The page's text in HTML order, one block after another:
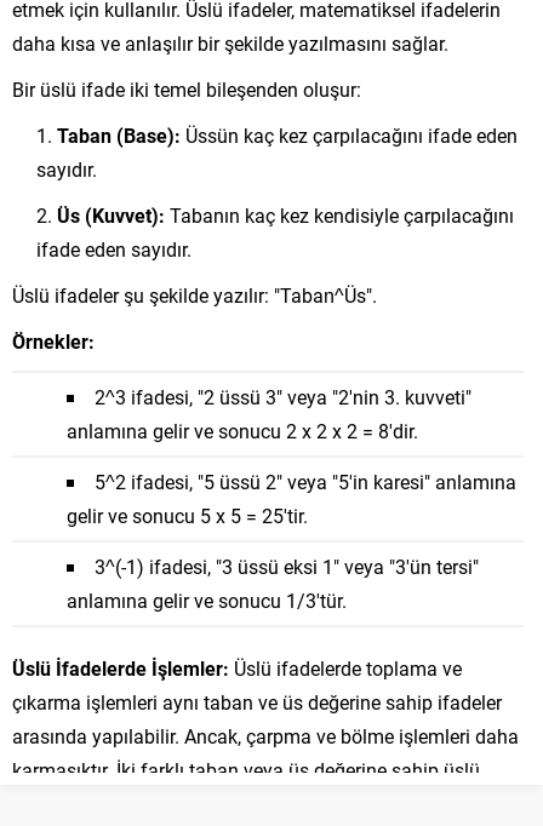
etmek için kullanılır. Üslü ifadeler, matematiksel ifadelerin
daha kısa ve anlaşılır bir şekilde yazılmasını sağlar.
Bir üslü ifade iki temel bileşenden oluşur:
Taban (Base): Üssün kaç kez çarpılacağını ifade eden
sayıdır.
Üs (Kuvvet): Tabanın kaç kez kendisiyle çarpılacağını
ifade eden sayıdır.
Üslü ifadeler şu şekilde yazılır: "Taban^Üs".
Örnekler:
2^3 ifadesi, "2 üssü 3" veya "2'nin 3. kuvveti"
anlamına gelir ve sonucu 2 x 2 x 2 = 8'dir.
5^2 ifadesi, "5 üssü 2" veya "5'in karesi" anlamına
gelir ve sonucu 5 x 5 = 25'tir.
3^(-1) ifadesi, "3 üssü eksi 1" veya "3'ün tersi"
anlamına gelir ve sonucu 1/3'tür.
Üslü İfadelerde İşlemler: Üslü ifadelerde toplama ve
çıkarma işlemleri aynı taban ve üs değerine sahip ifadeler
arasında yapılabilir. Ancak, çarpma ve bölme işlemleri daha
karmaşıktır. İki farklı taban veya üs değerine sahip üslü